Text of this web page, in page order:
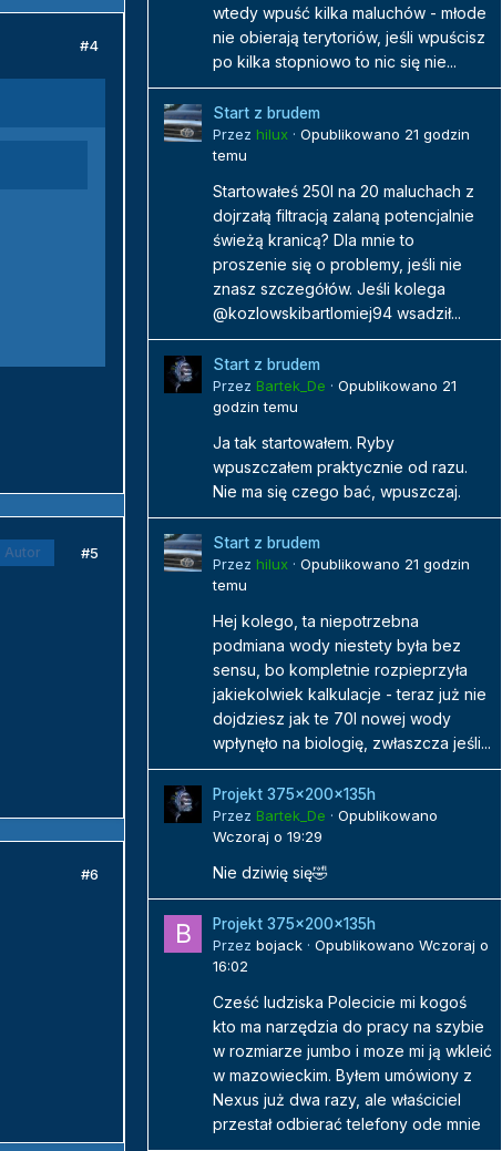
#4
Autor #5
#6
wtedy wpuść kilka maluchów - młode
nie obierają terytoriów, jeśli wpuścisz
po kilka stopniowo to nic się nie...
Start z brudem
Przez hilux · Opublikowano 21 godzin
temu
Startowałeś 250l na 20 maluchach z
dojrzałą filtracją zalaną potencjalnie
świeżą kranicą? Dla mnie to
proszenie się o problemy, jeśli nie
znasz szczegółów. Jeśli kolega
@kozlowskibartlomiej94 wsadził...
Start z brudem
Przez Bartek_De · Opublikowano 21
godzin temu
Ja tak startowałem. Ryby
wpuszczałem praktycznie od razu.
Nie ma się czego bać, wpuszczaj.
Start z brudem
Przez hilux · Opublikowano 21 godzin
temu
Hej kolego, ta niepotrzebna
podmiana wody niestety była bez
sensu, bo kompletnie rozpieprzyła
jakiekolwiek kalkulacje - teraz już nie
dojdziesz jak te 70l nowej wody
wpłynęło na biologię, zwłaszcza jeśli...
Projekt 375x200x135h
Przez Bartek_De · Opublikowano
Wczoraj o 19:29
Nie dziwię się🤣
Projekt 375x200x135h
Przez bojack · Opublikowano Wczoraj o
16:02
Cześć ludziska Polecicie mi kogoś
kto ma narzędzia do pracy na szybie
w rozmiarze jumbo i moze mi ją wkleić
w mazowieckim. Byłem umówiony z
Nexus już dwa razy, ale właściciel
przestał odbierać telefony ode mnie